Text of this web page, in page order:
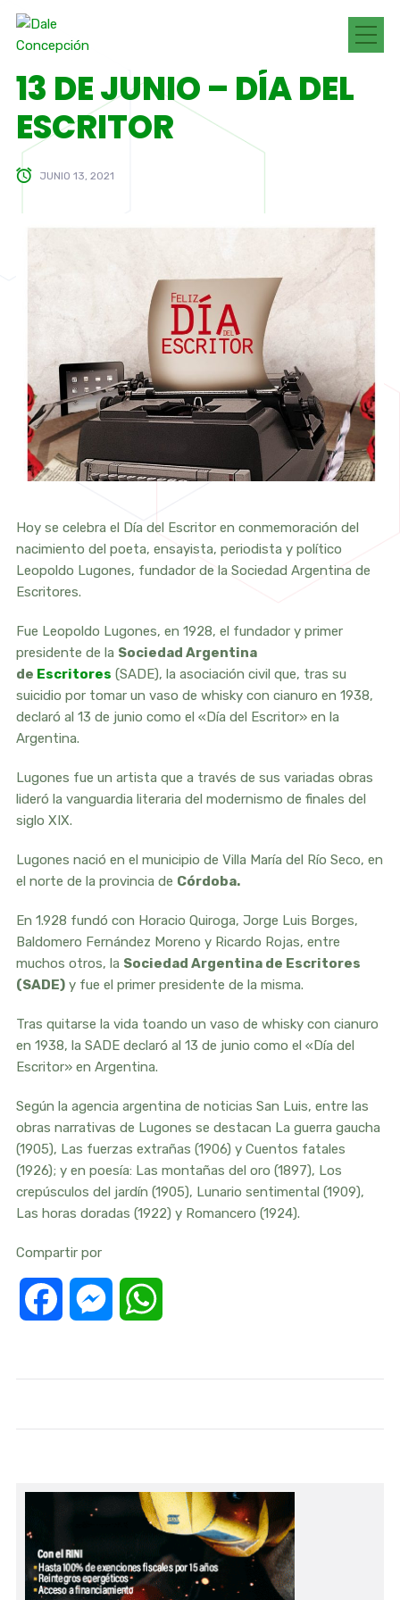
13 DE JUNIO – DÍA DEL
ESCRITOR
JUNIO 13, 2021
Hoy se celebra el Día del Escritor en conmemoración del
nacimiento del poeta, ensayista, periodista y político
Leopoldo Lugones, fundador de la Sociedad Argentina de
Escritores.
Fue Leopoldo Lugones, en 1928, el fundador y primer
presidente de la Sociedad Argentina
de Escritores (SADE), la asociación civil que, tras su
suicidio por tomar un vaso de whisky con cianuro en 1938,
declaró al 13 de junio como el «Día del Escritor» en la
Argentina.
Lugones fue un artista que a través de sus variadas obras
lideró la vanguardia literaria del modernismo de finales del
siglo XIX.
Lugones nació en el municipio de Villa María del Río Seco, en
el norte de la provincia de Córdoba.
En 1.928 fundó con Horacio Quiroga, Jorge Luis Borges,
Baldomero Fernández Moreno y Ricardo Rojas, entre
muchos otros, la Sociedad Argentina de Escritores
(SADE)y fue el primer presidente de la misma.
Tras quitarse la vida toando un vaso de whisky con cianuro
en 1938, la SADE declaró al 13 de junio como el «Día del
Escritor» en Argentina.
Según la agencia argentina de noticias San Luis, entre las
obras narrativas de Lugones se destacan La guerra gaucha
(1905), Las fuerzas extrañas (1906) y Cuentos fatales
(1926); y en poesía: Las montañas del oro (1897), Los
crepúsculos del jardín (1905), Lunario sentimental (1909),
Las horas doradas (1922) y Romancero (1924).
Compartir por
Facebook Messenger